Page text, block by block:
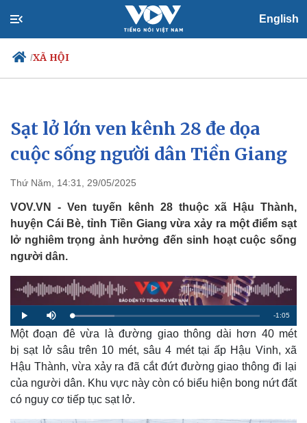
English
/XÃ HỘI
Chính trị
Đảng
Tổ chức nhân sự
Nhận diện sự thật
Xã hội
Tin 24h
Dự báo thời tiết
Việc làm
Biển đảo
Sạt lở lớn ven kênh 28 đe dọa
cuộc sống người dân Tiền Giang
Thứ Năm, 14:31, 29/05/2025
VOV.VN - Ven tuyến kênh 28 thuộc xã Hậu Thành,
huyện Cái Bè, tỉnh Tiền Giang vừa xảy ra một điểm sạt
lở nghiêm trọng ảnh hưởng đến sinh hoạt cuộc sống
người dân.
P
l
a
y
M
u
t
e
L
o
a
d
d
2
2
.
5
%
R
e
n
-1:05
Một đoạn đê vừa là đường giao thông dài hơn 40 mét
bị sạt lở sâu trên 10 mét, sâu 4 mét tại ấp Hậu Vinh, xã
Hậu Thành, vừa xảy ra đã cắt đứt đường giao thông đi lại
của người dân. Khu vực này còn có biểu hiện bong nứt đất
có nguy cơ tiếp tục sạt lở.